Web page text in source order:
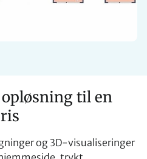
til en
og 3D-visualiseringer